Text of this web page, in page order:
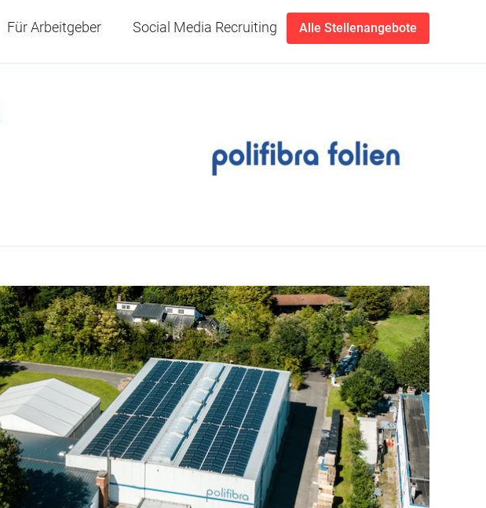
Für Arbeitgeber Social Media Recruiting Alle Stellenangebote